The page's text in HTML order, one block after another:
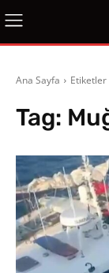
Ana Sayfa Etiketler
Tag: